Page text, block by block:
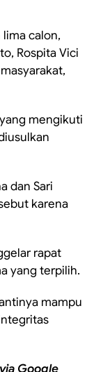
calon,
Rospita Vici
mengikuti
dan Sari
karena
rapat
yang terpilih.
mampu
Google